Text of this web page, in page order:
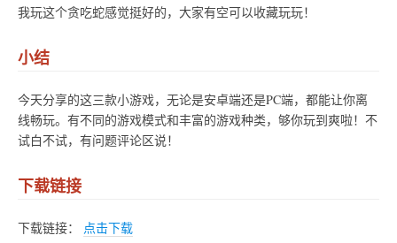
我玩这个贪吃蛇感觉挺好的，大家有空可以收藏玩玩！
小结
今天分享的这三款小游戏，无论是安卓端还是PC端，都能让你离
线畅玩。有不同的游戏模式和丰富的游戏种类，够你玩到爽啦！不
试白不试，有问题评论区说！
下载链接
下载链接： 点击下载